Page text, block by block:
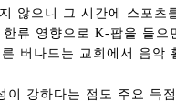
않으니 그 시간에 스포
류 영향으로 K-팝을 들으
버나드는 교회에서 음악
이 강하다는 점도 주요 득